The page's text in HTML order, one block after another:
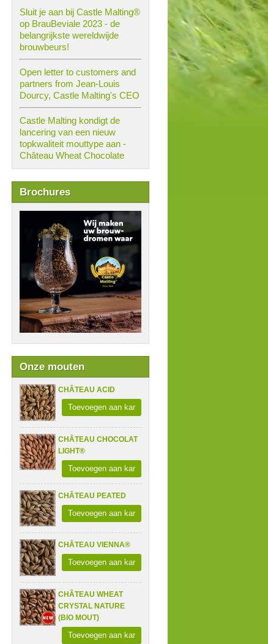
Sluit je aan bij Castle Malting®
op BrauBeviale 2023 - de
belangrijkste wereldwijde
brouwbeurs!
Open letter to customers and
partners from Jean-Louis
Dourcy, Castle Malting's CEO
Castle Malting kondigt de
lancering van een nieuw
topkwaliteit mouttype aan -
Château Wheat Chocolate
Brochures
Onze mouten
CHÂTEAU ACID
Toevoegen aan kar
CHÂTEAU CHOCOLAT
LIGHT®
Toevoegen aan kar
CHÂTEAU PEATED
Toevoegen aan kar
CHÂTEAU VIENNA®
Toevoegen aan kar
CHÂTEAU WHEAT
CRYSTAL NATURE
(BIO MOUT)
Toevoegen aan kar